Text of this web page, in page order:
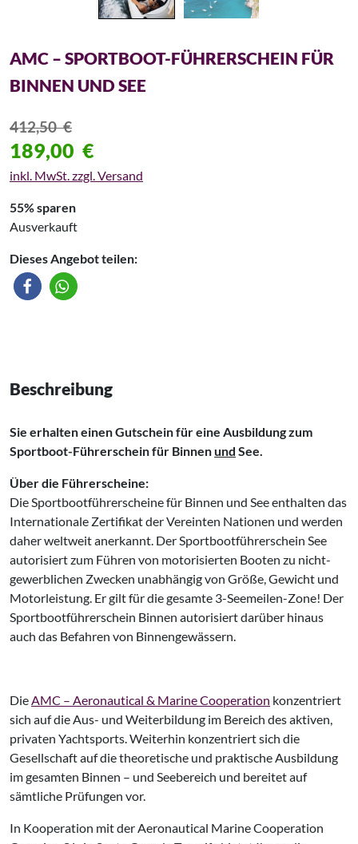
AMC – SPORTBOOT-FÜHRERSCHEIN FÜR
BINNEN UND SEE
412,50€
189,00 €
inkl. MwSt. zzgl. Versand
55% sparen
Ausverkauft
Dieses Angebot teilen:
Beschreibung
Sie erhalten einen Gutschein für eine Ausbildung zum
Sportboot-Führerschein für Binnenund See.
Über die Führerscheine:
Die Sportbootführerscheine für Binnen und See enthalten das
Internationale Zertifikat der Vereinten Nationen und werden
daher weltweit anerkannt. Der Sportbootführerschein See
autorisiert zum Führen von motorisierten Booten zu nicht-
gewerblichen Zwecken unabhängig von Größe, Gewicht und
Motorleistung. Er gilt für die gesamte 3-Seemeilen-Zone! Der
Sportbootführerschein Binnen autorisiert darüber hinaus
auch das Befahren von Binnengewässern.
Die AMC – Aeronautical & Marine Cooperation konzentriert
sich auf die Aus- und Weiterbildung im Bereich des aktiven,
privaten Yachtsports. Weiterhin konzentriert sich die
Gesellschaft auf die theoretische und praktische Ausbildung
im gesamten Binnen – und Seebereich und bereitet auf
sämtliche Prüfungen vor.
In Kooperation mit der Aeronautical Marine Cooperation